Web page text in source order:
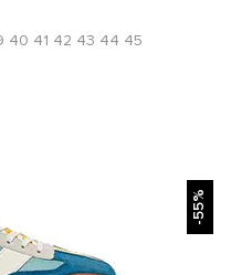
40 41 42 43 44 45
-55%